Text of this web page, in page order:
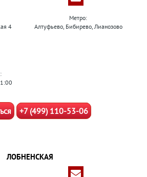
4
Метро:
Алтуфьево, Бибирево, Лианозово
+7 (499) 110-53-06
ЛОБНЕНСКАЯ